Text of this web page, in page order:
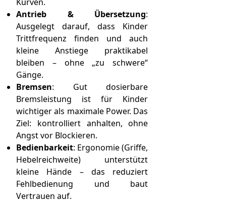
Antrieb & Übersetzung:
Ausgelegt darauf, dass Kinder
Trittfrequenz finden und auch
kleine Anstiege praktikabel
bleiben – ohne „zu schwere“
Gänge.
Bremsen: Gut dosierbare
Bremsleistung ist für Kinder
wichtiger als maximale Power. Das
Ziel: kontrolliert anhalten, ohne
Angst vor Blockieren.
Bedienbarkeit: Ergonomie (Griffe,
Hebelreichweite) unterstützt
kleine Hände – das reduziert
Fehlbedienung und baut
Vertrauen auf.